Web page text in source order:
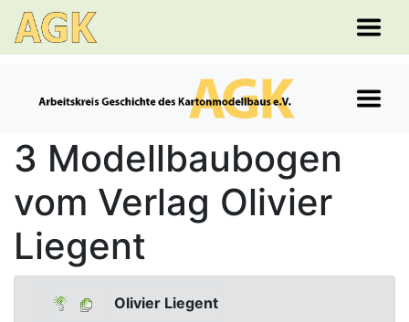
3 Modellbaubogen
vom Verlag Olivier
Liegent
Olivier Liegent